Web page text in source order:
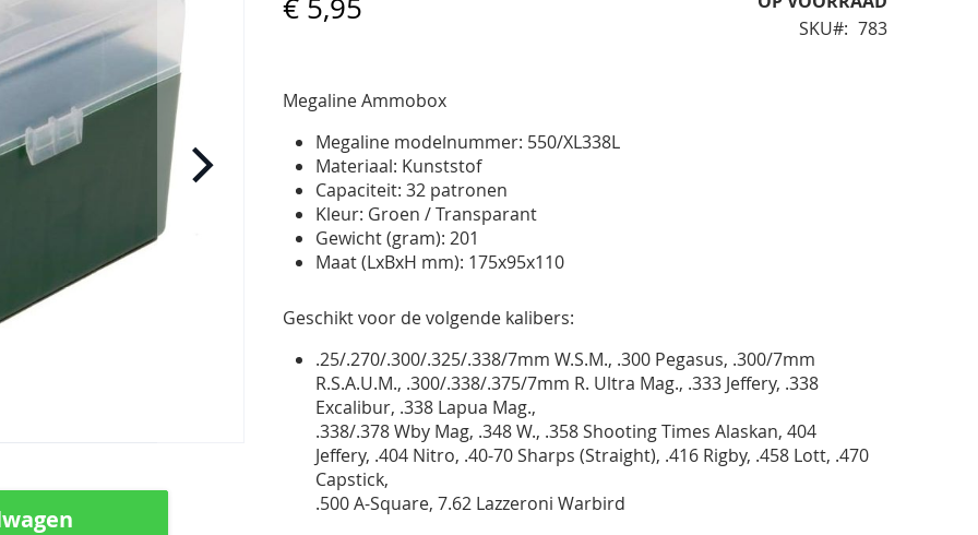
€ 5,95
SKU
783
Megaline Ammobox
Megaline modelnummer: 550/XL338L
Materiaal: Kunststof
Capaciteit: 32 patronen
Kleur: Groen / Transparant
Gewicht (gram): 201
Maat (LxBxH mm): 175x95x110
Geschikt voor de volgende kalibers:
.25/.270/.300/.325/.338/7mm W.S.M., .300 Pegasus, .300/7mm
R.S.A.U.M., .300/.338/.375/7mm R. Ultra Mag., .333 Jeffery, .338
Excalibur, .338 Lapua Mag.,
.338/.378 Wby Mag, .348 W., .358 Shooting Times Alaskan, 404
Jeffery, .404 Nitro, .40-70 Sharps (Straight), .416 Rigby, .458 Lott, .470
Capstick,
.500 A-Square, 7.62 Lazzeroni Warbird